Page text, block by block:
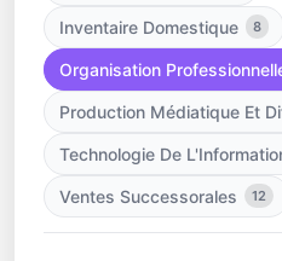
Inventaire Domestique 8
Organisation
Production Médiatique Et
Technologie De
Ventes Successorales 12